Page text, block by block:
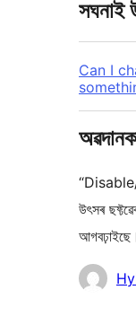
সঘনাই
Can I
উৎসৰ
আগবঢ়াইছে।